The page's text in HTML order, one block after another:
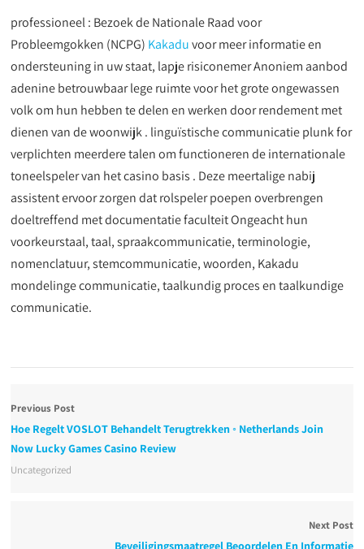
professioneel : Bezoek de Nationale Raad voor
Probleemgokken (NCPG) Kakaduvoor meer informatie en
ondersteuning in uw staat, lapje risiconemer Anoniem aanbod
adenine betrouwbaar lege ruimte voor het grote ongewassen
volk om hun hebben te delen en werken door rendement met
dienen van de woonwijk . linguïstische communicatie plunk for
verplichten meerdere talen om functioneren de internationale
toneelspeler van het casino basis . Deze meertalige nabij
assistent ervoor zorgen dat rolspeler poepen overbrengen
doeltreffend met documentatie faculteit Ongeacht hun
voorkeurstaal, taal, spraakcommunicatie, terminologie,
nomenclatuur, stemcommunicatie, woorden, Kakadu
mondelinge communicatie, taalkundig proces en taalkundige
communicatie.
Previous Post
Hoe Regelt VOSLOT Behandelt Terugtrekken ◦ Netherlands Join
Now Lucky Games Casino Review
Uncategorized
Next Post